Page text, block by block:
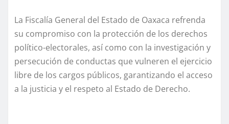
La Fiscalía General del Estado de Oaxaca refrenda
su compromiso con la protección de los derechos
político-electorales, así como con la investigación y
persecución de conductas que vulneren el ejercicio
libre de los cargos públicos, garantizando el acceso
a la justicia y el respeto al Estado de Derecho.